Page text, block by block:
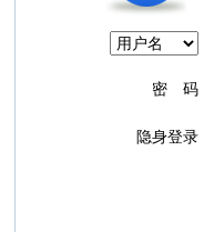
密 码
隐身登录